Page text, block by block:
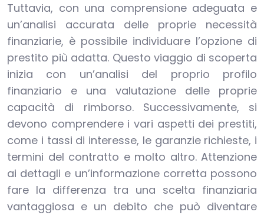
Tuttavia, con una comprensione adeguata e
un’analisi accurata delle proprie necessità
finanziarie, è possibile individuare l’opzione di
prestito più adatta. Questo viaggio di scoperta
inizia con un’analisi del proprio profilo
finanziario e una valutazione delle proprie
capacità di rimborso. Successivamente, si
devono comprendere i vari aspetti dei prestiti,
come i tassi di interesse, le garanzie richieste, i
termini del contratto e molto altro. Attenzione
ai dettagli e un’informazione corretta possono
fare la differenza tra una scelta finanziaria
vantaggiosa e un debito che può diventare